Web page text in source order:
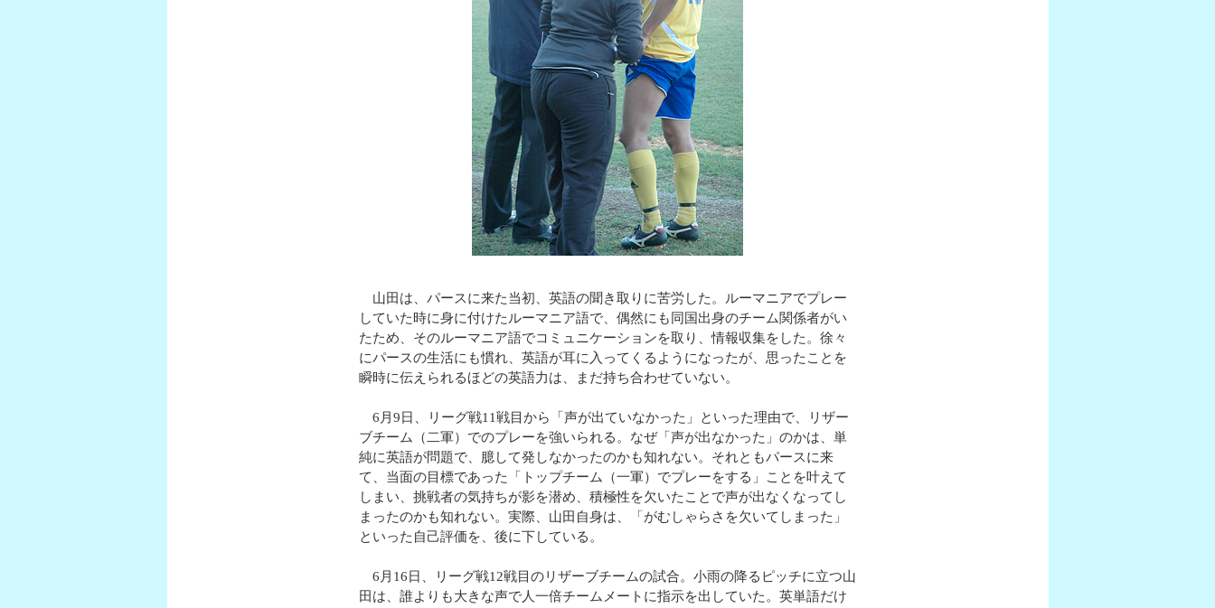
山田は、パースに来た当初、英語の聞き取りに苦労した。ルーマニアでプレー
していた時に身に付けたルーマニア語で、偶然にも同国出身のチーム関係者がい
たため、そのルーマニア語でコミュニケーションを取り、情報収集をした。徐々
にパースの生活にも慣れ、英語が耳に入ってくるようになったが、思ったことを
瞬時に伝えられるほどの英語力は、まだ持ち合わせていない。
6月9日、リーグ戦11戦目から「声が出ていなかった」といった理由で、リザー
ブチーム（二軍）でのプレーを強いられる。なぜ「声が出なかった」のかは、単
純に英語が問題で、臆して発しなかったのかも知れない。それともパースに来
て、当面の目標であった「トップチーム（一軍）でプレーをする」ことを叶えて
しまい、挑戦者の気持ちが影を潜め、積極性を欠いたことで声が出なくなってし
まったのかも知れない。実際、山田自身は、「がむしゃらさを欠いてしまった」
といった自己評価を、後に下している。
6月16日、リーグ戦12戦目のリザーブチームの試合。小雨の降るピッチに立つ山
田は、誰よりも大きな声で人一倍チームメートに指示を出していた。英単語だけ